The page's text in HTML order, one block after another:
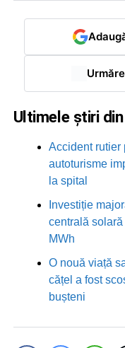
Ultimele știri
Accident rutier
autoturisme
la spital
Investiție
centrală
MWh
O nouă viață
cățel a fost
bușteni